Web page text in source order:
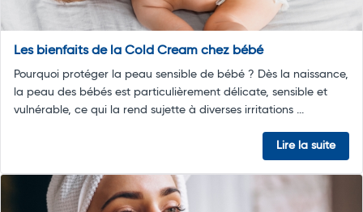
Les bienfaits de la Cold Cream chez bébé
Pourquoi protéger la peau sensible de bébé ? Dès la naissance,
la peau des bébés est particulièrement délicate, sensible et
vulnérable, ce qui la rend sujette à diverses irritations ...
Lire la suite